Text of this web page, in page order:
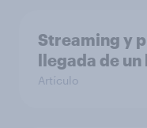
Streaming y
llegada de un
Artículo